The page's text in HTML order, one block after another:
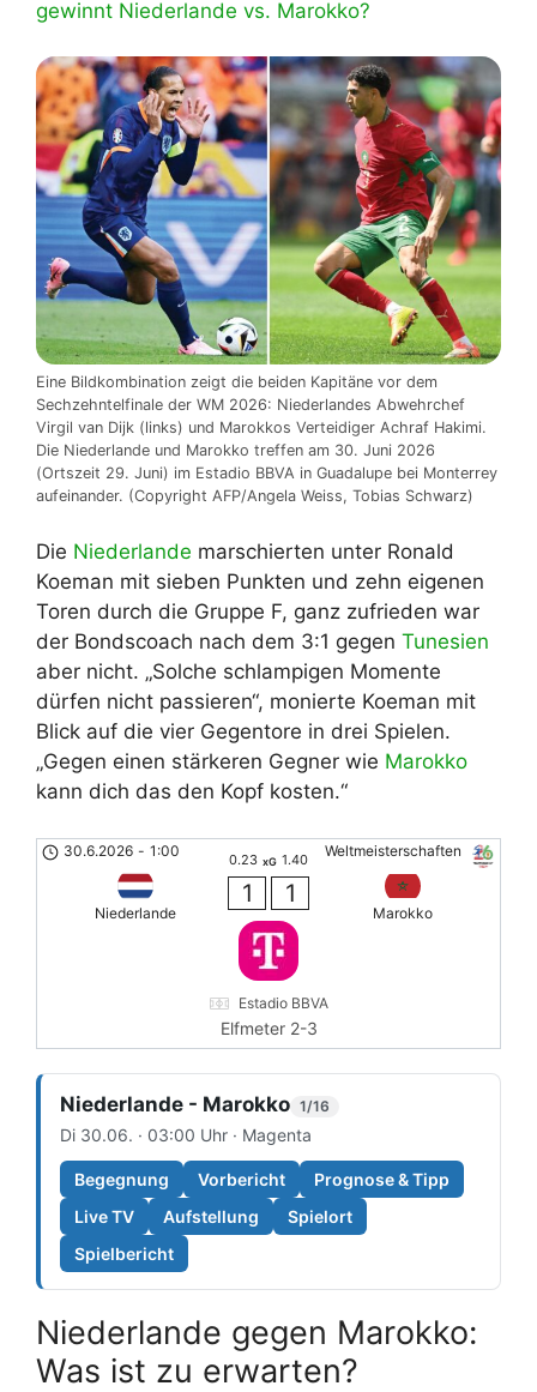
gewinnt Niederlande vs. Marokko?
Eine Bildkombination zeigt die beiden Kapitäne vor dem
Sechzehntelfinale der WM 2026: Niederlandes Abwehrchef
Virgil van Dijk (links) und Marokkos Verteidiger Achraf Hakimi.
Die Niederlande und Marokko treffen am 30. Juni 2026
(Ortszeit 29. Juni) im Estadio BBVA in Guadalupe bei Monterrey
aufeinander. (Copyright AFP/Angela Weiss, Tobias Schwarz)
Die Niederlande marschierten unter Ronald
Koeman mit sieben Punkten und zehn eigenen
Toren durch die Gruppe F, ganz zufrieden war
der Bondscoach nach dem 3:1 gegen Tunesien
aber nicht. „Solche schlampigen Momente
dürfen nicht passieren“, monierte Koeman mit
Blick auf die vier Gegentore in drei Spielen.
„Gegen einen stärkeren Gegner wie Marokko
kann dich das den Kopf kosten.“
Weltmeisterschaften
30.6.2026 - 1:00
Niederlande
0.23 xG 1.40
1 1
Marokko
Estadio BBVA
Elfmeter 2-3
Niederlande - Marokko 1/16
Di 30.06. · 03:00 Uhr · Magenta
Begegnung Vorbericht
Prognose & Tipp
Live TV
Aufstellung
Spielort
Spielbericht
Niederlande gegen Marokko:
Was ist zu erwarten?